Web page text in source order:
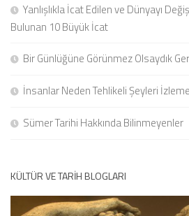
Yanlışlıkla İcat Edilen ve Dünyayı
Bulunan 10 Büyük İcat
Bir Günlüğüne Görünmez Olsaydık
İnsanlar Neden Tehlikeli Şeyleri
Sümer Tarihi Hakkında Bilinmeyenler
KÜLTÜR VE TARIH BLOGLARI